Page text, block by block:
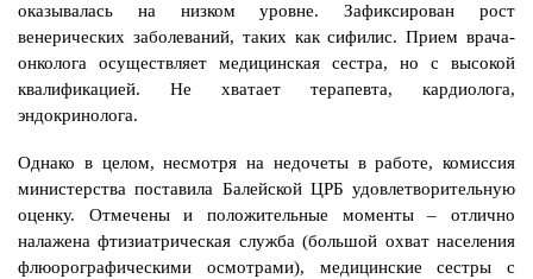
оказывалась на низком уровне. Зафиксирован рост
венерических заболеваний, таких как сифилис. Прием врача-
онколога осуществляет медицинская сестра, но с высокой
квалификацией. Не хватает терапевта, кардиолога,
эндокринолога.
Однако в целом, несмотря на недочеты в работе, комиссия
министерства поставила Балейской ЦРБ удовлетворительную
оценку. Отмечены и положительные моменты – отлично
налажена фтизиатрическая служба (большой охват населения
флюорографическими осмотрами), медицинские сестры с